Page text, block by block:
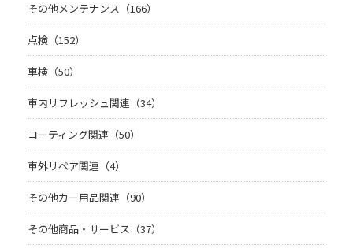
その他メンテナンス（166）
点検（152）
車検（50）
車内リフレッシュ関連（34）
コーティング関連（50）
車外リペア関連（4）
その他カー用品関連（90）
その他商品・サービス（37）